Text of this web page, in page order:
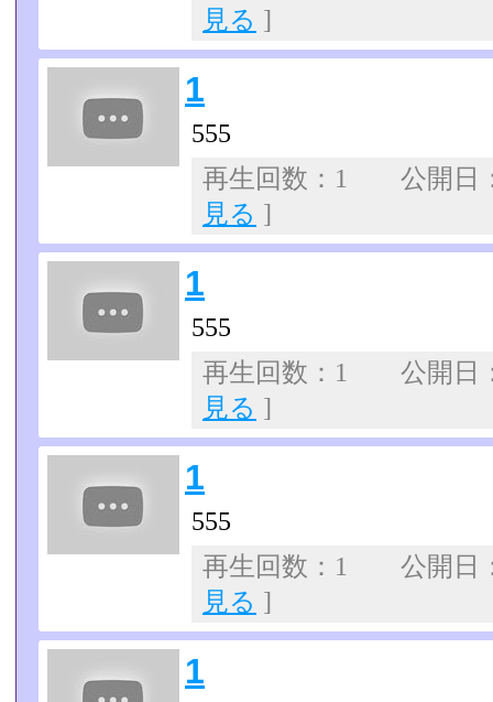
見る ]
1
555
再生回数：1 公開
見る ]
1
555
再生回数：1 公開
見る ]
1
555
再生回数：1 公開
見る ]
1